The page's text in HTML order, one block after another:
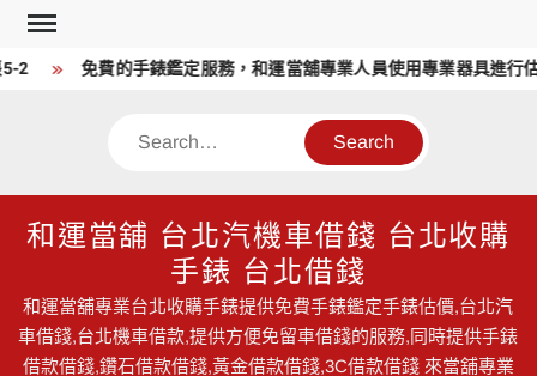
Skip
content
2 免費的手錶鑑定服務，和運當舖專業人員使用專業器具進行
Search
和運當舖 台北汽機車借錢 台北收購
手錶 台北借錢
和運當舖專業台北收購手錶提供免費手錶鑑定手錶估價,台北汽
車借錢,台北機車借款,提供方便免留車借錢的服務,同時提供手錶
借款借錢,鑽石借款借錢,黃金借款借錢,3C借款借錢 來當舖專業